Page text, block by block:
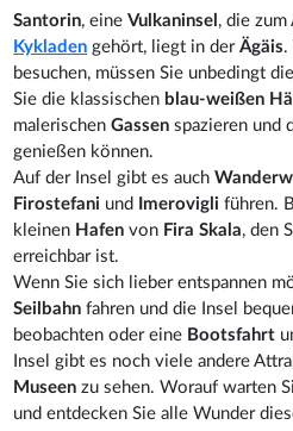
Santorin, eineVulkaninsel , die zum
Kykladen gehört, liegt in derÄgäis.
besuchen, müssen Sie unbedingt
Sie die klassischen blau-weißen
malerischenGassenspazieren und
genießen können.
Auf der Insel gibt es auch
Firostefani und Imerovigliführen.
kleinen Hafenvon Fira Skala, den
erreichbar ist.
Wenn Sie sich lieber entspannen
Seilbahnfahren und die Insel
beobachten oder eine Bootsfahrt
Insel gibt es noch viele andere
Museenzu sehen. Worauf warten
und entdecken Sie alle Wunder